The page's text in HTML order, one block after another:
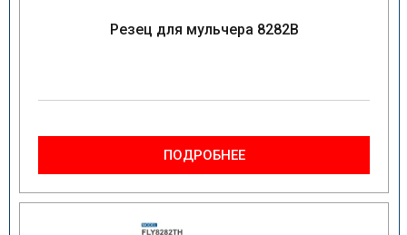
Резец для мульчера 8282B
ПОДРОБНЕЕ